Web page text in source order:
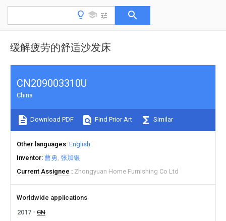
缓解疲劳的舒适沙发床
CN209003310U
China
Download PDF Find Prior Art Similar
Other languages English
Inventor 曹勇 张加银
Current Assignee
Zhongyuan Home Furnishing Co Ltd
Worldwide applications
2017
CN